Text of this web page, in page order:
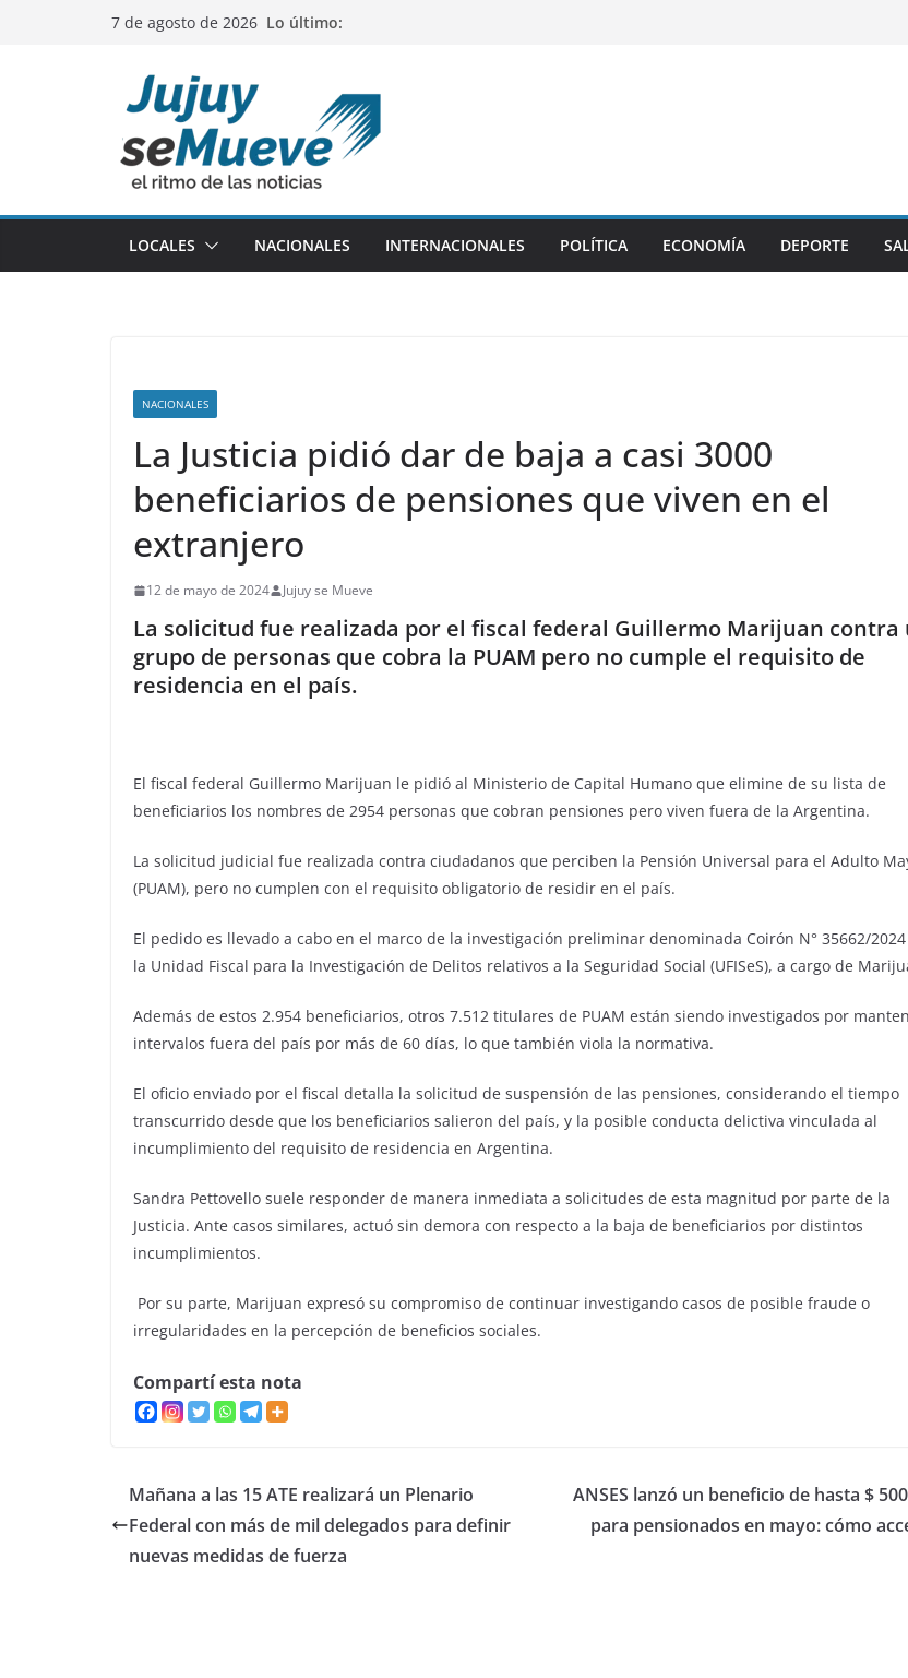
7 de agosto de 2026 Lo último:
LOCALES NACIONALES INTERNACIONALES POLÍTICA ECONOMÍA DEPORTE
NACIONALES
La Justicia pidió dar de baja a casi 3000
beneficiarios de pensiones que viven en el
extranjero
12 de mayo de 2024 Jujuy se Mueve
La solicitud fue realizada por el fiscal federal Guillermo Marijuan contra
grupo de personas que cobra la PUAM pero no cumple el requisito de
residencia en el país.
El fiscal federal Guillermo Marijuan le pidió al Ministerio de Capital Humano que elimine de su lista de
beneficiarios los nombres de 2954 personas que cobran pensiones pero viven fuera de la Argentina.
La solicitud judicial fue realizada contra ciudadanos que perciben la Pensión Universal para el Adulto
(PUAM), pero no cumplen con el requisito obligatorio de residir en el país.
El pedido es llevado a cabo en el marco de la investigación preliminar denominada Coirón N° 35662/
la Unidad Fiscal para la Investigación de Delitos relativos a la Seguridad Social (UFISeS), a cargo de
Además de estos 2.954 beneficiarios, otros 7.512 titulares de PUAM están siendo investigados por
intervalos fuera del país por más de 60 días, lo que también viola la normativa.
El oficio enviado por el fiscal detalla la solicitud de suspensión de las pensiones, considerando el tiempo
transcurrido desde que los beneficiarios salieron del país, y la posible conducta delictiva vinculada al
incumplimiento del requisito de residencia en Argentina.
Sandra Pettovello suele responder de manera inmediata a solicitudes de esta magnitud por parte de la
Justicia. Ante casos similares, actuó sin demora con respecto a la baja de beneficiarios por distintos
incumplimientos.
Por su parte, Marijuan expresó su compromiso de continuar investigando casos de posible fraude o
irregularidades en la percepción de beneficios sociales.
Compartí esta nota
Mañana a las 15 ATE realizará un Plenario
Federal con más de mil delegados para definir
nuevas medidas de fuerza
ANSES lanzó un beneficio de hasta $
para pensionados en mayo: cómo